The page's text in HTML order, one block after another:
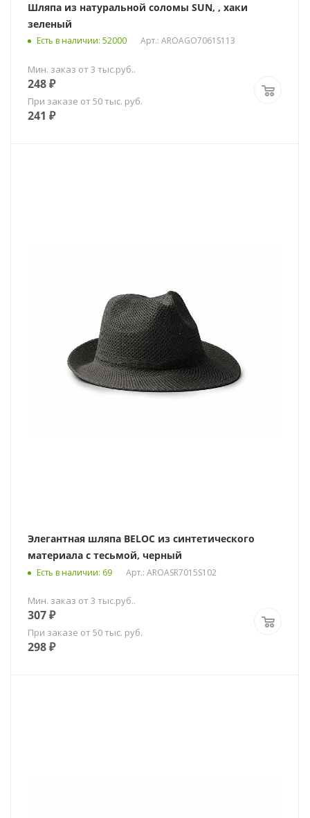
Шляпа из натуральной соломы SUN, , хаки
зеленый
Есть в наличии: 52000 Арт.: AROAGO7061S113
Мин. заказ от 3 тыс.руб..
248₽
При заказе от 50 тыс. руб.
241 ₽
Элегантная шляпа BELOC из синтетического
материала с тесьмой, черный
Есть в наличии: 69 Арт.: AROASR7015S102
Мин. заказ от 3 тыс.руб..
307₽
При заказе от 50 тыс. руб.
298₽